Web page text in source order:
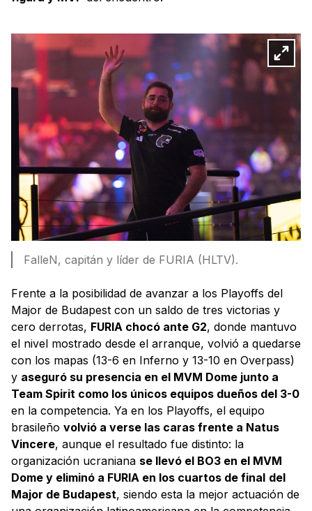
FalleN, capitán y líder de FURIA (HLTV).
Frente a la posibilidad de avanzar a los Playoffs del
Major de Budapest con un saldo de tres victorias y
cero derrotas, FURIA chocó ante G2, donde mantuvo
el nivel mostrado desde el arranque, volvió a quedarse
con los mapas (13-6 en Inferno y 13-10 en Overpass)
y aseguró su presencia en el MVM Dome junto a
Team Spirit como los únicos equipos dueños del 3-0
en la competencia. Ya en los Playoffs, el equipo
brasileño volvió a verse las caras frente a Natus
Vincere, aunque el resultado fue distinto: la
organización ucraniana se llevó el BO3 en el MVM
Dome y eliminó a FURIA en los cuartos de final del
Major de Budapest, siendo esta la mejor actuación de